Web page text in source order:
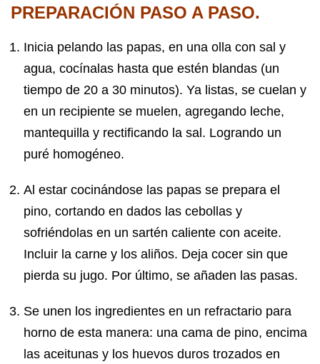
PREPARACIÓN PASO A PASO.
Inicia pelando las papas, en una olla con sal y
agua, cocínalas hasta que estén blandas (un
tiempo de 20 a 30 minutos). Ya listas, se cuelan y
en un recipiente se muelen, agregando leche,
mantequilla y rectificando la sal. Logrando un
puré homogéneo.
Al estar cocinándose las papas se prepara el
pino, cortando en dados las cebollas y
sofriéndolas en un sartén caliente con aceite.
Incluir la carne y los aliños. Deja cocer sin que
pierda su jugo. Por último, se añaden las pasas.
Se unen los ingredientes en un refractario para
horno de esta manera: una cama de pino, encima
las aceitunas y los huevos duros trozados en